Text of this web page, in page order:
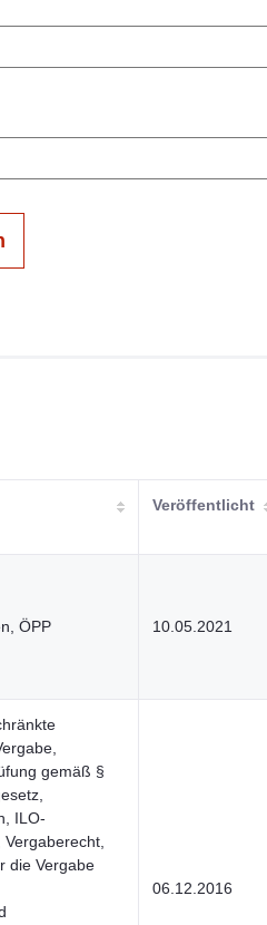
Veröffentlicht
ÖPP 10.05.2021
gemäß §
ILO-
die Vergabe
06.12.2016